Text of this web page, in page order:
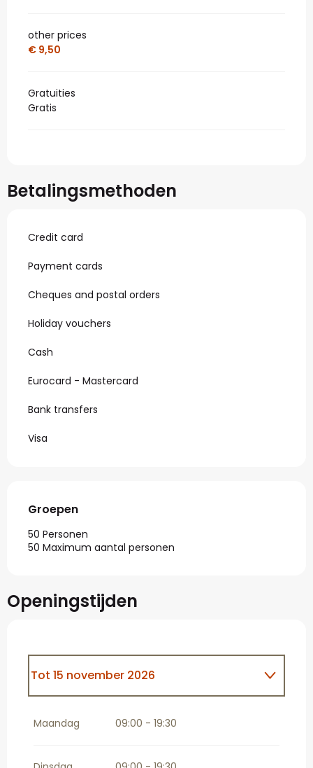
other prices
€ 9,50
Gratuities
Gratis
Betalingsmethoden
Credit card
Payment cards
Cheques and postal orders
Holiday vouchers
Cash
Eurocard - Mastercard
Bank transfers
Visa
Groepen
Groepen
50 Personen
50 Maximum aantal personen
Openingstijden
Tot 15 november 2026
december 2026
Maandag 09:00 - 19:30